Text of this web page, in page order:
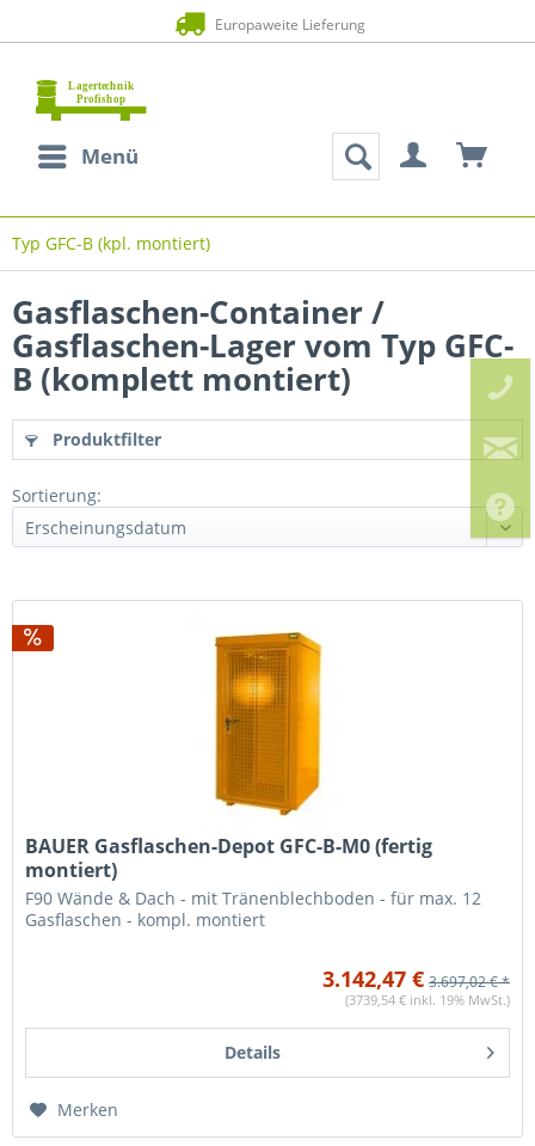
Europaweite Lieferung
Menü
Typ GFC-B (kpl. montiert)
Gasflaschen-Container /
Gasflaschen-Lager vom Typ GFC-
B (komplett montiert)
Produktfilter
Sortierung:
BAUER Gasflaschen-Depot GFC-B-M0 (fertig
montiert)
F90 Wände & Dach - mit Tränenblechboden - für max. 12
Gasflaschen - kompl. montiert
3.142,47 € 3.697,02 € *
(3739,54 € inkl. 19% MwSt.)
Details
Merken